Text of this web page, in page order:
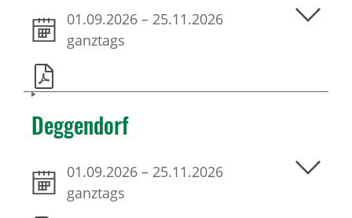
01.09.2026 – 25.11.2026
ganztags
Deggendorf
01.09.2026 – 25.11.2026
ganztags